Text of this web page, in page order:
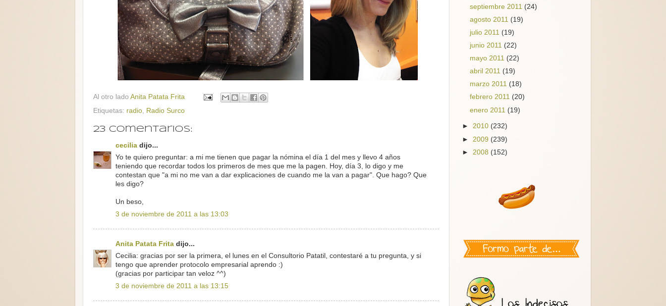
Al otro lado Anita Patata Frita
Etiquetas: radio, Radio Surco
23 comentarios:
cecilia dijo...
Yo te quiero preguntar: a mi me tienen que pagar la nómina el día 1 del mes y llevo 4 años
teniendo que recordar todos los primeros de mes que me la pagen. Hoy, día 3, lo digo y me
contestan que "a mi no me van a dar explicaciones de cuando me la van a pagar". Que hago? Que
les digo?
Un beso,
3 de noviembre de 2011 a las 13:03
Anita Patata Frita dijo...
Cecilia: gracias por ser la primera, el lunes en el Consultorio Patatil, contestaré a tu pregunta, y si
tengo que aprender protocolo empresarial aprendo :)
(gracias por participar tan veloz ^^)
3 de noviembre de 2011 a las 13:15
septiembre 2011 (24)
agosto 2011 (19)
julio 2011 (19)
junio 2011 (22)
mayo 2011 (22)
abril 2011 (19)
marzo 2011 (18)
febrero 2011 (20)
enero 2011 (19)
► 2010 (232)
► 2009 (239)
► 2008 (152)